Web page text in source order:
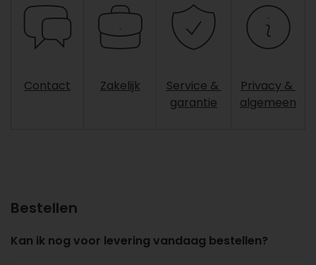
Contact Zakelijk
Service &
garantie
Privacy &
algemeen
Bestellen
Kan ik nog voor levering vandaag bestellen?